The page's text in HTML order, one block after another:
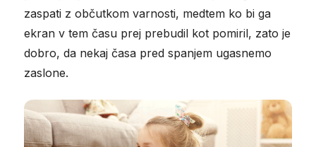
zaspati z občutkom varnosti, medtem ko bi ga
ekran v tem času prej prebudil kot pomiril, zato je
dobro, da nekaj časa pred spanjem ugasnemo
zaslone.